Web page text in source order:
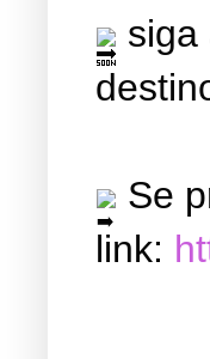
siga
Se
link: